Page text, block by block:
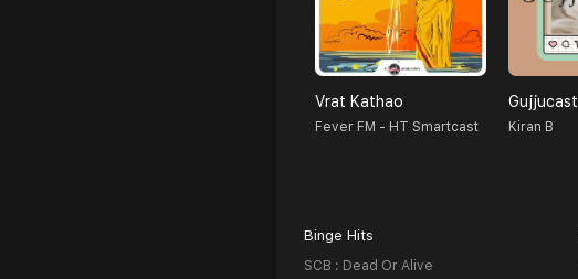
Vrat Kathao
Fever FM - HT Smartcast
Gujjucast
Kiran B
Binge Hits
SCB : Dead Or Alive